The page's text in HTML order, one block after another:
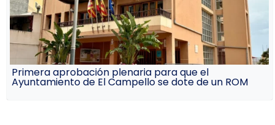
Primera aprobación plenaria para que el
Ayuntamiento de El Campello se dote de un ROM